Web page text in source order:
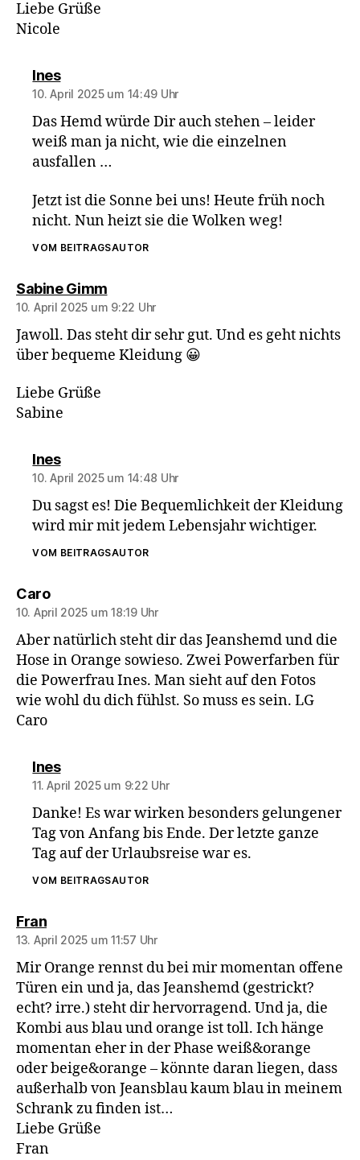
Liebe Grüße
Nicole
Inessagt:
10. April 2025 um 14:49 Uhr
Das Hemd würde Dir auch stehen – leider
weiß man ja nicht, wie die einzelnen
ausfallen …
Jetzt ist die Sonne bei uns! Heute früh noch
nicht. Nun heizt sie die Wolken weg!
VOM BEITRAGSAUTOR
Sabine Gimmsagt:
10. April 2025 um 9:22 Uhr
Jawoll. Das steht dir sehr gut. Und es geht nichts
über bequeme Kleidung 😀
Liebe Grüße
Sabine
Inessagt:
10. April 2025 um 14:48 Uhr
Du sagst es! Die Bequemlichkeit der Kleidung
wird mir mit jedem Lebensjahr wichtiger.
VOM BEITRAGSAUTOR
Carosagt:
10. April 2025 um 18:19 Uhr
Aber natürlich steht dir das Jeanshemd und die
Hose in Orange sowieso. Zwei Powerfarben für
die Powerfrau Ines. Man sieht auf den Fotos
wie wohl du dich fühlst. So muss es sein. LG
Caro
Inessagt:
11. April 2025 um 9:22 Uhr
Danke! Es war wirken besonders gelungener
Tag von Anfang bis Ende. Der letzte ganze
Tag auf der Urlaubsreise war es.
VOM BEITRAGSAUTOR
Fransagt:
13. April 2025 um 11:57 Uhr
Mir Orange rennst du bei mir momentan offene
Türen ein und ja, das Jeanshemd (gestrickt?
echt? irre.) steht dir hervorragend. Und ja, die
Kombi aus blau und orange ist toll. Ich hänge
momentan eher in der Phase weiß&orange
oder beige&orange – könnte daran liegen, dass
außerhalb von Jeansblau kaum blau in meinem
Schrank zu finden ist…
Liebe Grüße
Fran